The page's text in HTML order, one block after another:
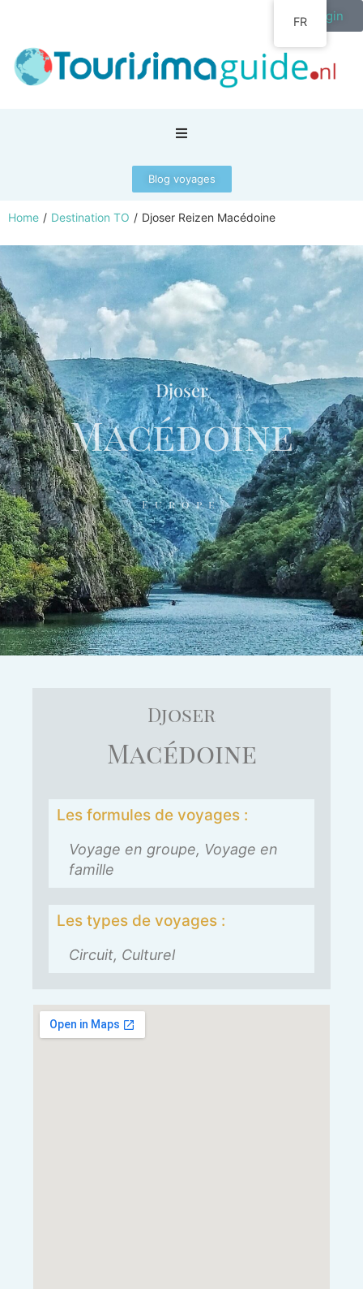
Login
Blog voyages
Home / Destination TO / Djoser Reizen Macédoine
Djoser
Macédoine
Europe
Djoser
Macédoine
Les formules de voyages :
Voyage en groupe, Voyage en
famille
Les types de voyages :
Circuit, Culturel
FR